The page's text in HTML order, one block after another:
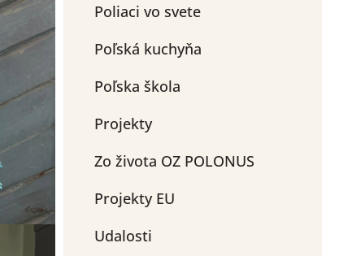
Poliaci vo svete
Poľská kuchyňa
Poľska škola
Projekty
Zo života OZ POLONUS
Projekty EU
Udalosti